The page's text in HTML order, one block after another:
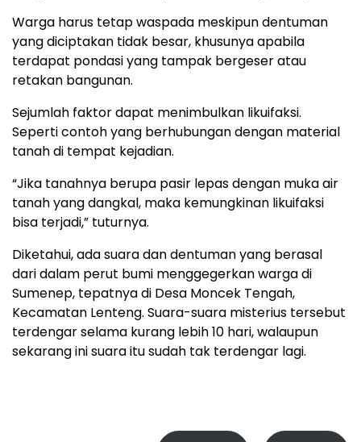
Warga harus tetap waspada meskipun dentuman
yang diciptakan tidak besar, khusunya apabila
terdapat pondasi yang tampak bergeser atau
retakan bangunan.
Sejumlah faktor dapat menimbulkan likuifaksi.
Seperti contoh yang berhubungan dengan material
tanah di tempat kejadian.
“Jika tanahnya berupa pasir lepas dengan muka air
tanah yang dangkal, maka kemungkinan likuifaksi
bisa terjadi,” tuturnya.
Diketahui, ada suara dan dentuman yang berasal
dari dalam perut bumi menggegerkan warga di
Sumenep, tepatnya di Desa Moncek Tengah,
Kecamatan Lenteng. Suara-suara misterius tersebut
terdengar selama kurang lebih 10 hari, walaupun
sekarang ini suara itu sudah tak terdengar lagi.